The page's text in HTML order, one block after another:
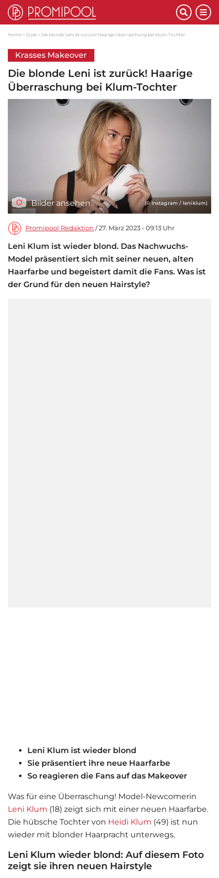
Home Style Die blonde Leni ist zurück! Haarige Überraschung bei Klum-Tochter
Krasses Makeover
Die blonde Leni ist zurück! Haarige
Überraschung bei Klum-Tochter
Bilder ansehen (© Instagram / leniklum)
Promipool Redaktion / 27. März 2023 - 09:13 Uhr
Leni Klum ist wieder blond. Das Nachwuchs-
Model präsentiert sich mit seiner neuen, alten
Haarfarbe und begeistert damit die Fans. Was ist
der Grund für den neuen Hairstyle?
Leni Klum ist wieder blond
Sie präsentiert ihre neue Haarfarbe
So reagieren die Fans auf das Makeover
Was für eine Überraschung! Model-Newcomerin
Leni Klum (18) zeigt sich mit einer neuen Haarfarbe.
Die hübsche Tochter von Heidi Klum (49) ist nun
wieder mit blonder Haarpracht unterwegs.
Leni Klum wieder blond: Auf diesem Foto
zeigt sie ihren neuen Hairstyle